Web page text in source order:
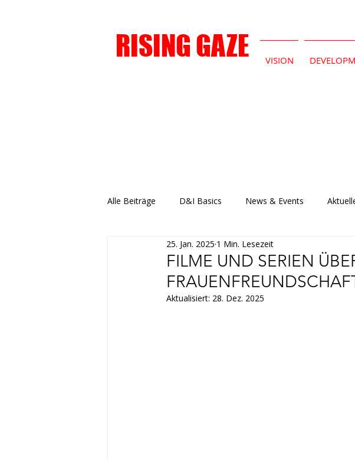
RISING GAZE VISION
Alle Beiträge D&I Basics News & Events
FILME UND SERIEN
25. Jan. 2025 1 Min. Lesezeit
Aktualisiert: 28. Dez. 2025